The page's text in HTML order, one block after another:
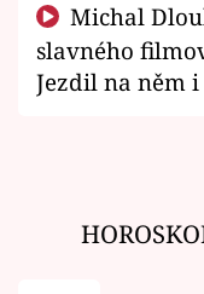
slavného
Jezdil na něm